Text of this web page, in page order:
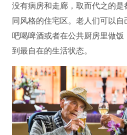
没有病房和走廊，取而代之的
同风格的住宅区。老人们可以
吧喝啤酒或者在公共厨房里做
到最自在的生活状态。